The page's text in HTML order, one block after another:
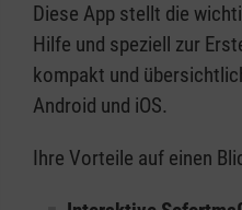
Diese App stellt die
Hilfe und speziell zur
kompakt und
Android und iOS.
Ihre Vorteile auf einen